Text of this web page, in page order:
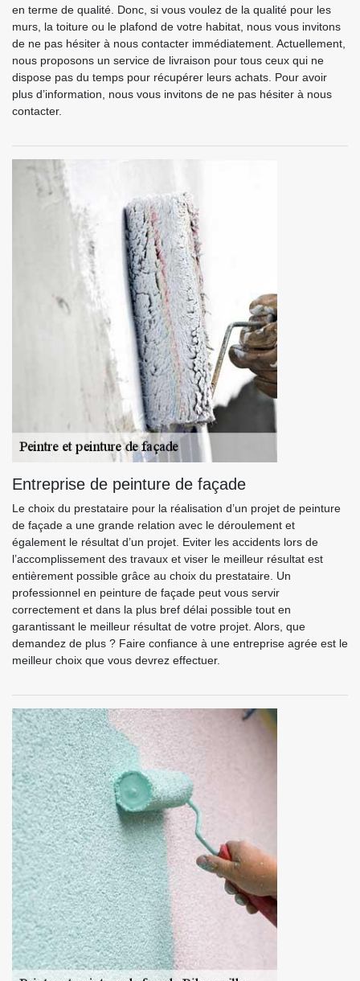
en terme de qualité. Donc, si vous voulez de la qualité pour les
murs, la toiture ou le plafond de votre habitat, nous vous invitons
de ne pas hésiter à nous contacter immédiatement. Actuellement,
nous proposons un service de livraison pour tous ceux qui ne
dispose pas du temps pour récupérer leurs achats. Pour avoir
plus d’information, nous vous invitons de ne pas hésiter à nous
contacter.
Entreprise de peinture de façade
Le choix du prestataire pour la réalisation d’un projet de peinture
de façade a une grande relation avec le déroulement et
également le résultat d’un projet. Eviter les accidents lors de
l’accomplissement des travaux et viser le meilleur résultat est
entièrement possible grâce au choix du prestataire. Un
professionnel en peinture de façade peut vous servir
correctement et dans la plus bref délai possible tout en
garantissant le meilleur résultat de votre projet. Alors, que
demandez de plus ? Faire confiance à une entreprise agrée est le
meilleur choix que vous devrez effectuer.